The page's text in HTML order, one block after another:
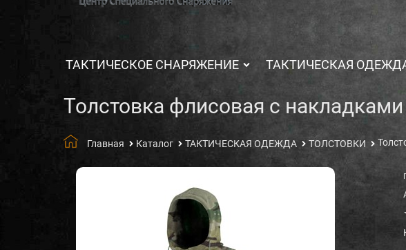
ТАКТИЧЕСКОЕ СНАРЯЖЕНИЕ ТАКТИЧЕСКАЯ
Толстовка флисовая с накладками
Главная Каталог ТАКТИЧЕСКАЯ ОДЕЖДА ТОЛСТОВКИ